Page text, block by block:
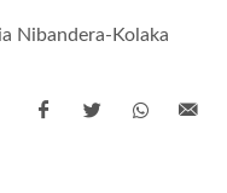
Nibandera-Kolaka